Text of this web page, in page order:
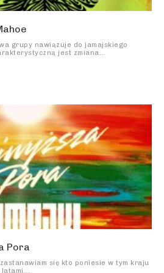
jest zmiana...
Pora